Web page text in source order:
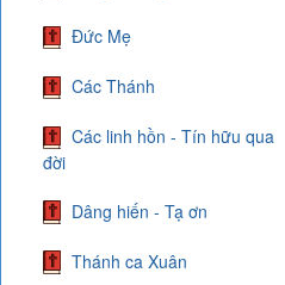
Đức Mẹ
Các Thánh
Các linh hồn - Tín hữu qua
đời
Dâng hiến - Tạ ơn
Thánh ca Xuân